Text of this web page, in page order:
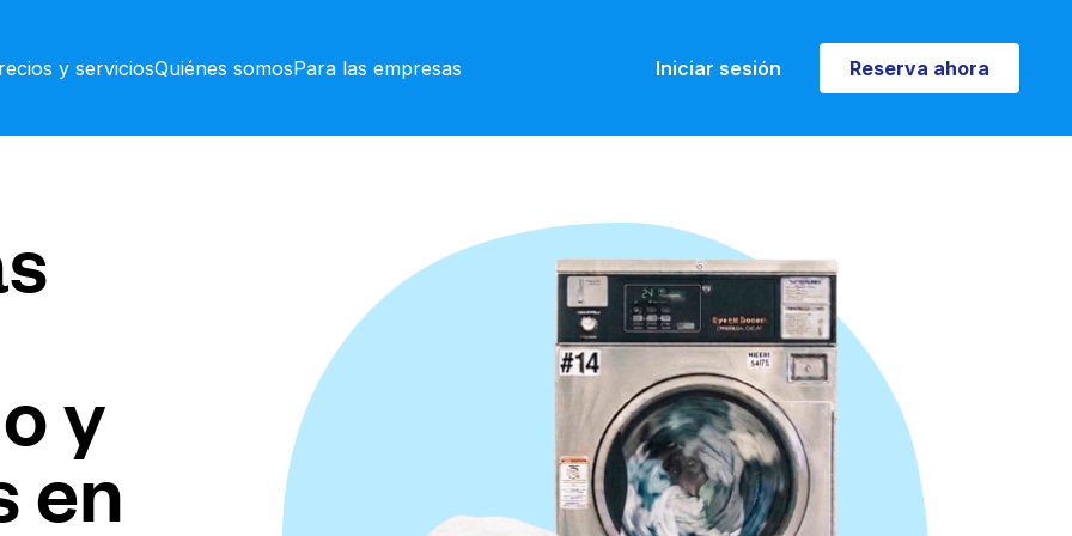
y serviciosQuiénes somosPara las empresas Iniciar sesión Reserva ahora
Reserva ahora
y
en